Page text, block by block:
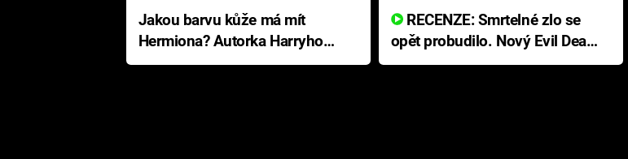
Jakou barvu kůže má mít
Hermiona? Autorka Harryho
Pottera přišla s ráznou
RECENZE: Smrtelné zlo se
opět probudilo. Nový Evil Dead
přichází s neodolatelnou